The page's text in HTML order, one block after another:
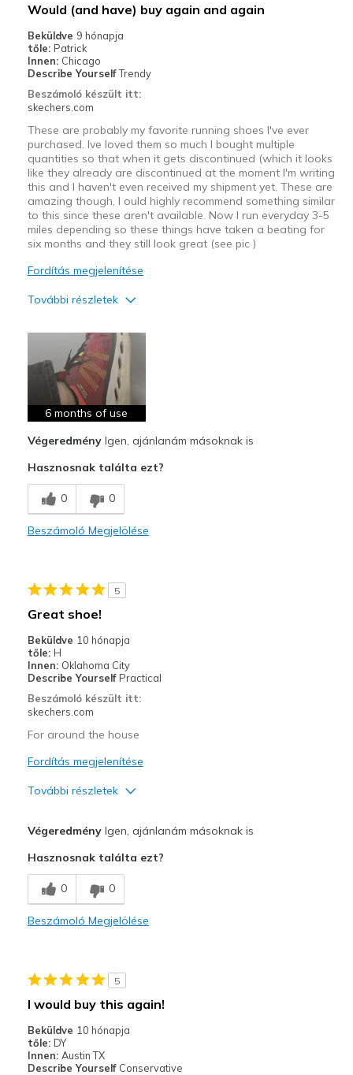
Width
Sizing
Feels half size too small
View On Shoes
I'm Into Shoes
Would (and have) buy again and again
Beküldve 9 hónapja
tőle: Patrick
Innen: Chicago
Describe YourselfTrendy
Beszámoló készült itt:
skechers.com
These are probably my favorite running shoes I've ever
purchased. Ive loved them so much I bought multiple
quantities so that when it gets discontinued (which it looks
like they already are discontinued at the moment I'm writing
this and I haven't even received my shipment yet. These are
amazing though, I ould highly recommend something similar
to this since these aren't available. Now I run everyday 3-5
miles depending so these things have taken a beating for
six months and they still look great (see pic )
Fordítás megjelenítése
További részletek
Attractive Design
Breathe Well
Comfortable
Legjobb használat
Running
Width
6 months of use
VégeredményIgen, ajánlanám másoknak is
Hasznosnak találta ezt?
0 0
Beszámoló Megjelölése
5
Great shoe!
Beküldve 10 hónapja
tőle: H
Innen: Oklahoma City
Describe Yourself Practical
Beszámoló készült itt:
skechers.com
For around the house
Fordítás megjelenítése
További részletek
Comfortable
Stylish
Feels true to size
View On Shoes
Shoes are for Wearing
VégeredményIgen, ajánlanám másoknak is
Hasznosnak találta ezt?
0 0
Beszámoló Megjelölése
5
I would buy this again!
Beküldve 10 hónapja
tőle: DY
Innen: Austin TX
Describe Yourself Conservative